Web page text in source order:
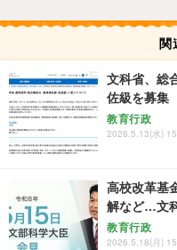
関
文科省、総
佐級を募集
教育行政
2026.5.13(水)
高校改革基
解など…文
教育行政
2026.5.18(月)